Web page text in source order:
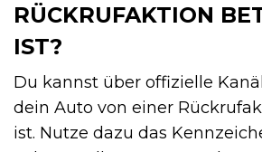
RÜCKRUFAKTION
IST?
Du kannst über offizielle
dein Auto von einer
ist. Nutze dazu das